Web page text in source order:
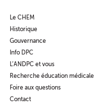
Le CHEM
Historique
Gouvernance
Info DPC
L’ANDPC et vous
Recherche éducation médicale
Foire aux questions
Contact